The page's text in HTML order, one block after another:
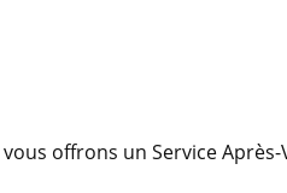
offrons un Service